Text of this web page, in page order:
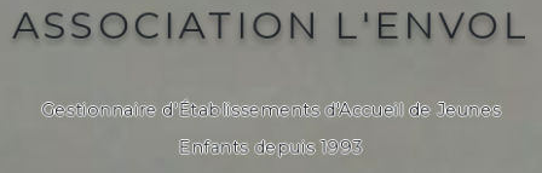
ASSOCIATION L'ENVOL
Gestionnaire d'Établissements d'Accueil de Jeunes
Enfants depuis 1993